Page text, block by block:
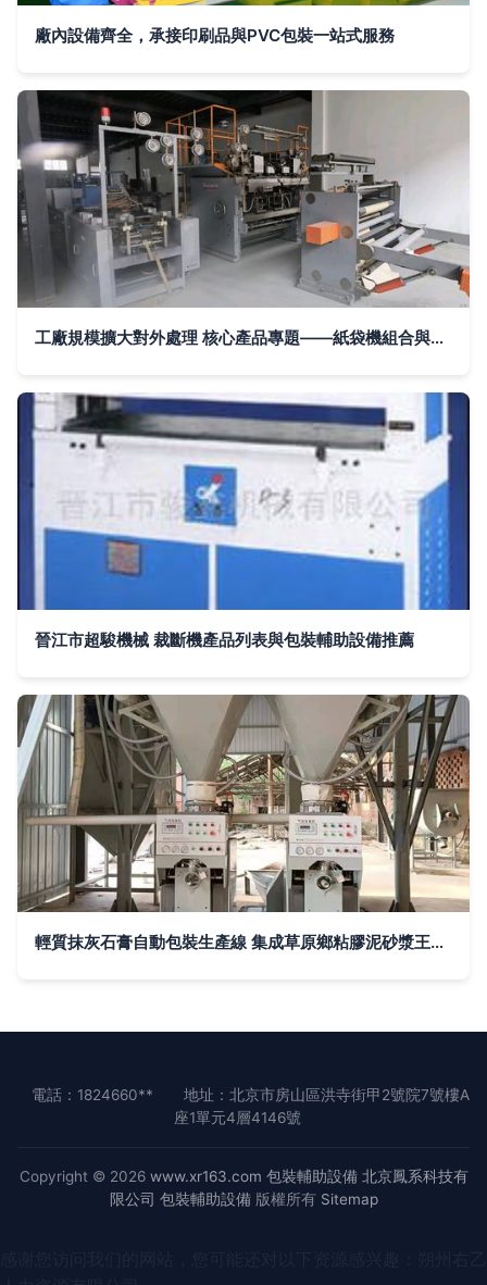
廠內設備齊全，承接印刷品與PVC包裝一站式服務
工廠規模擴大對外處理 核心產品專題——紙袋機組合與包裝輔助設備
晉江市超駿機械 裁斷機產品列表與包裝輔助設備推薦
輕質抹灰石膏自動包裝生產線 集成草原鄉粘膠泥砂漿王生產與自動化包裝輔助設備
電話：1824660**
地址：北京市房山區洪寺街甲2號院7號樓A
座1單元4層4146號
Copyright © 2026 www.xr163.com 包裝輔助設備 北京鳳系科技有
限公司 包裝輔助設備版權所有 Sitemap